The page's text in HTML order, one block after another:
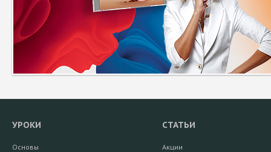
УРОКИ
Основы
СТАТЬИ
Акции